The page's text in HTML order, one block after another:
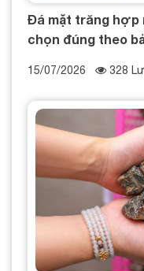
Đá mặt trăng hợp
chọn đúng theo
15/07/2026 328